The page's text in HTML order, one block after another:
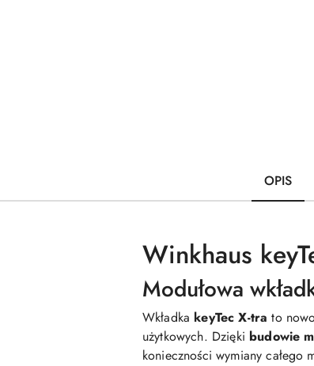
OPIS
Winkhaus
Modułowa
Wkładka keyTec X-tra to
użytkowych. Dzięki budowie
konieczności wymiany całego